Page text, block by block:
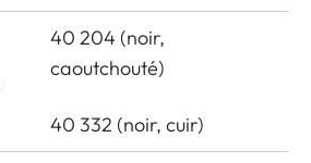
40 204 (noir,
caoutchouté)
40 332 (noir, cuir)